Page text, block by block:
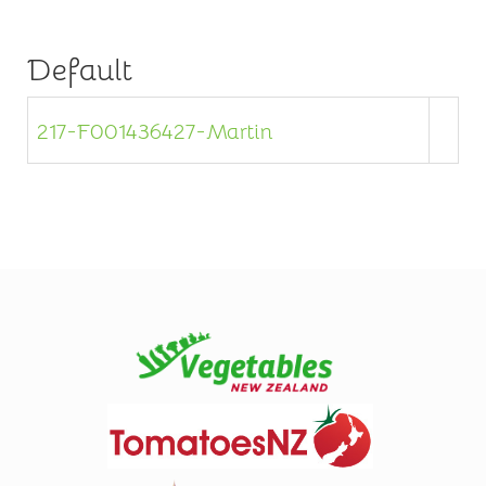
Default
217-F001436427-Martin